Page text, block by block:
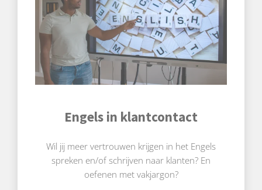
Engels in klantcontact
Wil jij meer vertrouwen krijgen in het Engels
spreken en/of schrijven naar klanten? En
oefenen met vakjargon?